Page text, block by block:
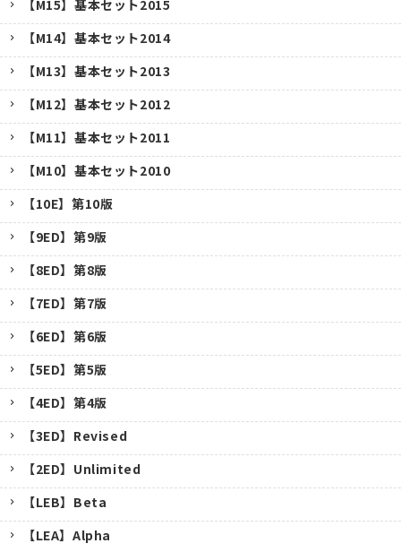
【M15】基本セット2015
【M14】基本セット2014
【M13】基本セット2013
【M12】基本セット2012
【M11】基本セット2011
【M10】基本セット2010
【10E】第10版
【9ED】第9版
【8ED】第8版
【7ED】第7版
【6ED】第6版
【5ED】第5版
【4ED】第4版
【3ED】Revised
【2ED】Unlimited
【LEB】Beta
【LEA】Alpha